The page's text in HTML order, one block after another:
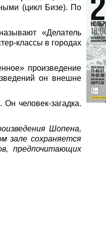
(цикл Бизе). По
«Делатель
классы в городах
произведение
он внешне
человек-загадка.
Шопена,
зале сохраняется
предпочитающих